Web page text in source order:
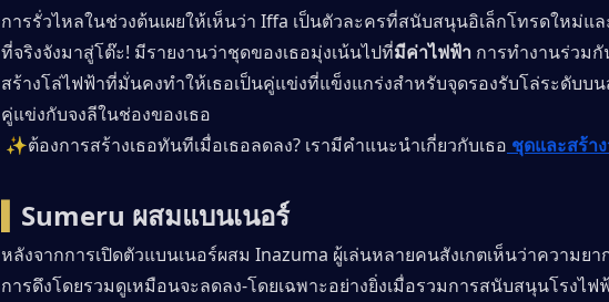
การรั่วไหลในช่วงต้นเผยให้เห็นว่า Iffa เป็นตัวละครที่สนับสนุนอิเล็กโทรดใหม่แ
ที่จริงจังมาสู่โต๊ะ! มีรายงานว่าชุดของเธอมุ่งเน้นไปที่มีค่าไฟฟ้า การทำงานร่วม
สร้างโล่ไฟฟ้าที่มั่นคงทำให้เธอเป็นคู่แข่งที่แข็งแกร่งสำหรับจุดรองรับโล่ระดับบ
คู่แข่งกับจงลีในช่องของเธอ
✨ต้องการสร้างเธอทันทีเมื่อเธอลดลง? เรามีคำแนะนำเกี่ยวกับเธอ ชุดและสร้า
Sumeru ผสมแบนเนอร์
หลังจากการเปิดตัวแบนเนอร์ผสม Inazuma ผู้เล่นหลายคนสังเกตเห็นว่าความย
การดึงโดยรวมดูเหมือนจะลดลง-โดยเฉพาะอย่างยิ่งเมื่อรวมการสนับสนุนโรงไฟ